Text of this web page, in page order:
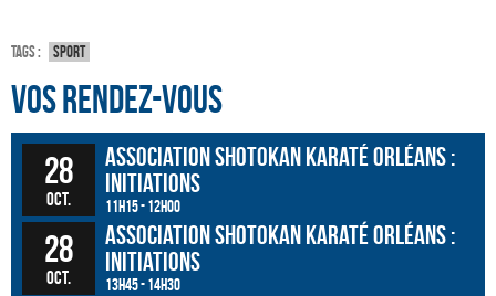
Tags : Sport
Vos rendez-vous
28
oct.
Association Shotokan Karaté Orléans :
initiations
11h15 - 12h00
28
oct.
Association Shotokan Karaté Orléans :
initiations
13h45 - 14h30